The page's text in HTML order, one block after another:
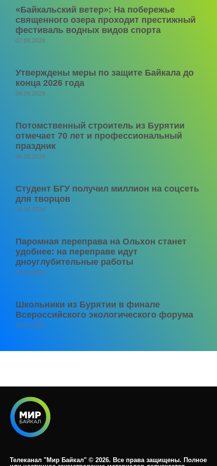
«Байкальский ветер»: На побережье
священного озера проходит престижный
фестиваль водных видов спорта
07.08.2026
Утверждены меры по защите Байкала до
конца 2026 года
06.08.2026
Потомственный строитель из Бурятии
отмечает 70 лет и профессиональный
праздник
06.08.2026
Студент БГУ получил миллион на соцсеть
для творцов
06.08.2026
Паромная переправа на Ольхон станет
удобнее: на переправе идут
дноуглубительные работы
06.08.2026
Школьники из Бурятии в финале
Всероссийского экологического форума
06.08.2026
Телеканал "Мир Байкал" © 2026. Все права защищены. Полное